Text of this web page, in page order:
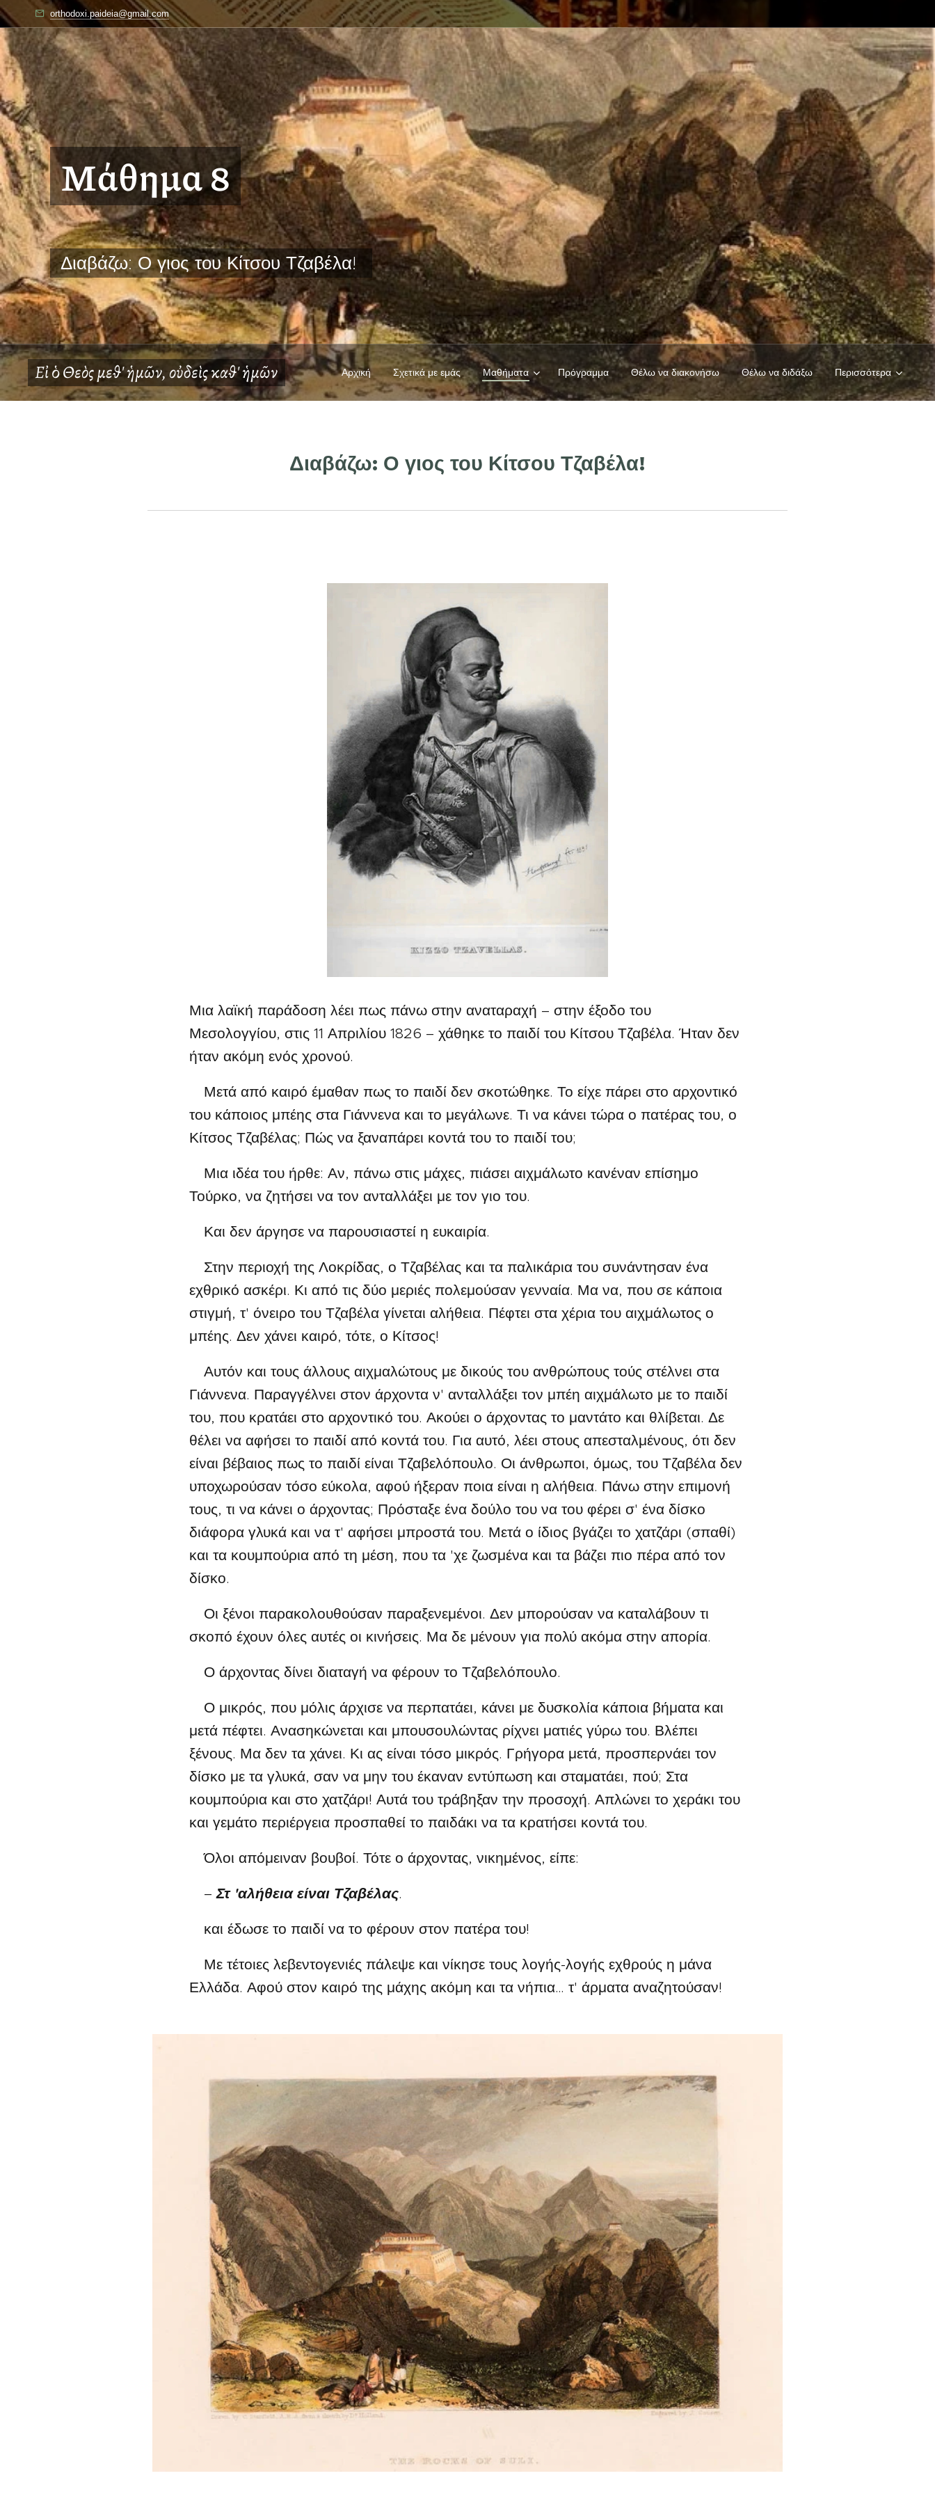
orthodoxi.paideia@gmail.com
ΕἰὁΘεὸς μεθ' ἡμῶν, οὐδεὶς καθ' ἡμῶν Αρχική Σχετικά με εμάς Μαθήματα Πρόγραμμα Θέλω να διακονήσω Θέλω να διδάξω Περισσότερα
Μάθημα 8
Διαβάζω: Ο γιος του Κίτσου Τζαβέλα!
Διαβάζω: Ο γιος του Κίτσου Τζαβέλα!
Μια λαϊκή παράδοση λέει πως πάνω στην αναταραχή – στην έξοδο του
Μεσολογγίου, στις 11 Απριλίου 1826 – χάθηκε το παιδί του Κίτσου Τζαβέλα. Ήταν δεν
ήταν ακόμη ενός χρονού.
Μετά από καιρό έμαθαν πως το παιδί δεν σκοτώθηκε. Το είχε πάρει στο αρχοντικό
του κάποιος μπέης στα Γιάννενα και το μεγάλωνε. Τι να κάνει τώρα ο πατέρας του, ο
Κίτσος Τζαβέλας; Πώς να ξαναπάρει κοντά του το παιδί του;
Μια ιδέα του ήρθε: Αν, πάνω στις μάχες, πιάσει αιχμάλωτο κανέναν επίσημο
Τούρκο, να ζητήσει να τον ανταλλάξει με τον γιο του.
Και δεν άργησε να παρουσιαστεί η ευκαιρία.
Στην περιοχή της Λοκρίδας, ο Τζαβέλας και τα παλικάρια του συνάντησαν ένα
εχθρικό ασκέρι. Κι από τις δύο μεριές πολεμούσαν γενναία. Μα να, που σε κάποια
στιγμή, τ' όνειρο του Τζαβέλα γίνεται αλήθεια. Πέφτει στα χέρια του αιχμάλωτος ο
μπέης. Δεν χάνει καιρό, τότε, ο Κίτσος!
Αυτόν και τους άλλους αιχμαλώτους με δικούς του ανθρώπους τούς στέλνει στα
Γιάννενα. Παραγγέλνει στον άρχοντα ν' ανταλλάξει τον μπέη αιχμάλωτο με το παιδί
του, που κρατάει στο αρχοντικό του. Ακούει ο άρχοντας το μαντάτο και θλίβεται. Δε
θέλει να αφήσει το παιδί από κοντά του. Για αυτό, λέει στους απεσταλμένους, ότι δεν
είναι βέβαιος πως το παιδί είναι Τζαβελόπουλο. Οι άνθρωποι, όμως, του Τζαβέλα δεν
υποχωρούσαν τόσο εύκολα, αφού ήξεραν ποια είναι η αλήθεια. Πάνω στην επιμονή
τους, τι να κάνει ο άρχοντας; Πρόσταξε ένα δούλο του να του φέρει σ' ένα δίσκο
διάφορα γλυκά και να τ' αφήσει μπροστά του. Μετά ο ίδιος βγάζει το χατζάρι (σπαθί)
και τα κουμπούρια από τη μέση, που τα 'χε ζωσμένα και τα βάζει πιο πέρα από τον
δίσκο.
Οι ξένοι παρακολουθούσαν παραξενεμένοι. Δεν μπορούσαν να καταλάβουν τι
σκοπό έχουν όλες αυτές οι κινήσεις. Μα δε μένουν για πολύ ακόμα στην απορία.
Ο άρχοντας δίνει διαταγή να φέρουν το Τζαβελόπουλο.
Ο μικρός, που μόλις άρχισε να περπατάει, κάνει με δυσκολία κάποια βήματα και
μετά πέφτει. Ανασηκώνεται και μπουσουλώντας ρίχνει ματιές γύρω του. Βλέπει
ξένους. Μα δεν τα χάνει. Κι ας είναι τόσο μικρός. Γρήγορα μετά, προσπερνάει τον
δίσκο με τα γλυκά, σαν να μην του έκαναν εντύπωση και σταματάει, πού; Στα
κουμπούρια και στο χατζάρι! Αυτά του τράβηξαν την προσοχή. Απλώνει το χεράκι του
και γεμάτο περιέργεια προσπαθεί το παιδάκι να τα κρατήσει κοντά του.
Όλοι απόμειναν βουβοί. Τότε ο άρχοντας, νικημένος, είπε:
–Στ 'αλήθεια είναι Τζαβέλας.
και έδωσε το παιδί να το φέρουν στον πατέρα του!
Με τέτοιες λεβεντογενιές πάλεψε και νίκησε τους λογής-λογής εχθρούς η μάνα
Ελλάδα. Αφού στον καιρό της μάχης ακόμη και τα νήπια… τ' άρματα αναζητούσαν!